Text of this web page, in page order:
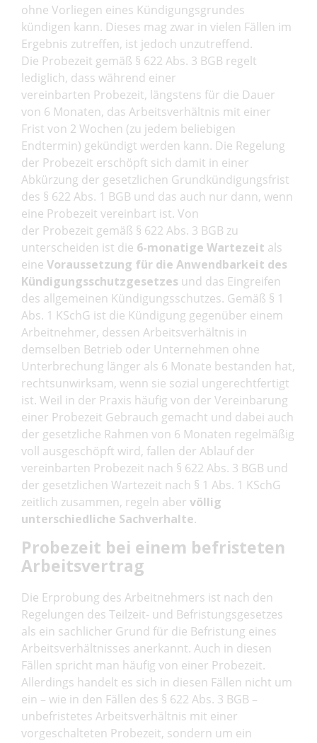
ohne Vorliegen eines Kündigungsgrundes
kündigen kann. Dieses mag zwar in vielen Fällen im
Ergebnis zutreffen, ist jedoch unzutreffend.
Die Probezeit gemäß § 622 Abs. 3 BGB regelt
lediglich, dass während einer
vereinbarten Probezeit, längstens für die Dauer
von 6 Monaten, das Arbeitsverhältnis mit einer
Frist von 2 Wochen (zu jedem beliebigen
Endtermin) gekündigt werden kann. Die Regelung
der Probezeit erschöpft sich damit in einer
Abkürzung der gesetzlichen Grundkündigungsfrist
des § 622 Abs. 1 BGB und das auch nur dann, wenn
eine Probezeit vereinbart ist. Von
der Probezeit gemäß § 622 Abs. 3 BGB zu
unterscheiden ist die 6-monatige Wartezeit als
eine Voraussetzung für die Anwendbarkeit des
Kündigungsschutzgesetzes und das Eingreifen
des allgemeinen Kündigungsschutzes. Gemäß § 1
Abs. 1 KSchG ist die Kündigung gegenüber einem
Arbeitnehmer, dessen Arbeitsverhältnis in
demselben Betrieb oder Unternehmen ohne
Unterbrechung länger als 6 Monate bestanden hat,
rechtsunwirksam, wenn sie sozial ungerechtfertigt
ist. Weil in der Praxis häufig von der Vereinbarung
einer Probezeit Gebrauch gemacht und dabei auch
der gesetzliche Rahmen von 6 Monaten regelmäßig
voll ausgeschöpft wird, fallen der Ablauf der
vereinbarten Probezeit nach § 622 Abs. 3 BGB und
der gesetzlichen Wartezeit nach § 1 Abs. 1 KSchG
zeitlich zusammen, regeln aber völlig
unterschiedliche Sachverhalte.
Probezeit bei einem befristeten
Arbeitsvertrag
Die Erprobung des Arbeitnehmers ist nach den
Regelungen des Teilzeit- und Befristungsgesetzes
als ein sachlicher Grund für die Befristung eines
Arbeitsverhältnisses anerkannt. Auch in diesen
Fällen spricht man häufig von einer Probezeit.
Allerdings handelt es sich in diesen Fällen nicht um
ein – wie in den Fällen des § 622 Abs. 3 BGB –
unbefristetes Arbeitsverhältnis mit einer
vorgeschalteten Probezeit, sondern um ein